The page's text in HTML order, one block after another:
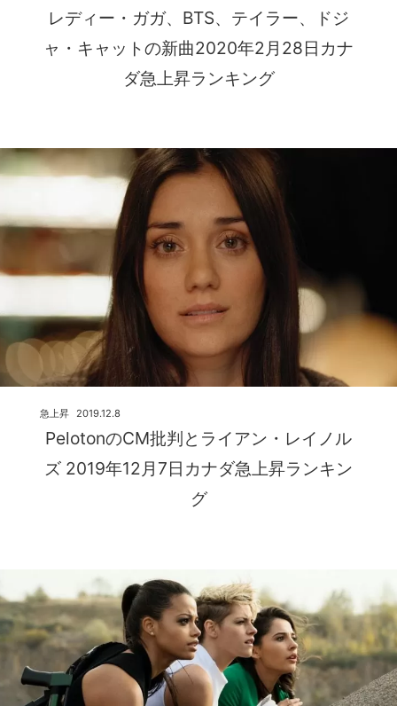
レディー・ガガ、BTS、テイラー、ドジ
ャ・キャットの新曲2020年2月28日カナ
ダ急上昇ランキング
PelotonのCM批判とライアン・レイノル
ズ 2019年12月7日カナダ急上昇ランキン
グ
2019.12.8
急上昇